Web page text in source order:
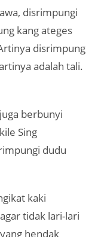
teka teki
mengandung
bukan
Wong
Tegese
cangkriman
adol pitik